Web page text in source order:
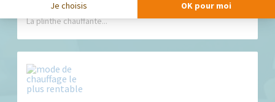
les inconvénients
La plinthe chauffante...
Je choisis OK pour moi